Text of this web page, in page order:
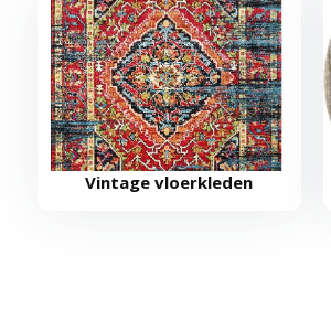
Vintage vloerkleden